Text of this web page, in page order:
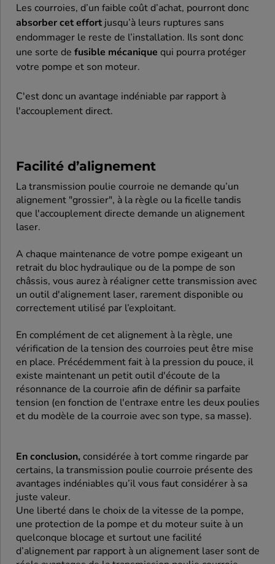
Les courroies, d’un faible coût d’achat, pourront donc
absorber cet effort jusqu’à leurs ruptures sans
endommager le reste de l’installation. Ils sont donc
une sorte de fusible mécanique qui pourra protéger
votre pompe et son moteur.
C'est donc un avantage indéniable par rapport à
l'accouplement direct.
Facilité d’alignement
La transmission poulie courroie ne demande qu’un
alignement "grossier", à la règle ou la ficelle tandis
que l'accouplement directe demande un alignement
laser.
A chaque maintenance de votre pompe exigeant un
retrait du bloc hydraulique ou de la pompe de son
châssis, vous aurez à réaligner cette transmission avec
un outil d'alignement laser, rarement disponible ou
correctement utilisé par l’exploitant.
En complément de cet alignement à la règle, une
vérification de la tension des courroies peut être mise
en place. Précédemment fait à la pression du pouce, il
existe maintenant un petit outil d'écoute de la
résonnance de la courroie afin de définir sa parfaite
tension (en fonction de l'entraxe entre les deux poulies
et du modèle de la courroie avec son type, sa masse).
En conclusion, considérée à tort comme ringarde par
certains, la transmission poulie courroie présente des
avantages indéniables qu’il vous faut considérer à sa
juste valeur.
Une liberté dans le choix de la vitesse de la pompe,
une protection de la pompe et du moteur suite à un
quelconque blocage et surtout une facilité
d’alignement par rapport à un alignement laser sont de